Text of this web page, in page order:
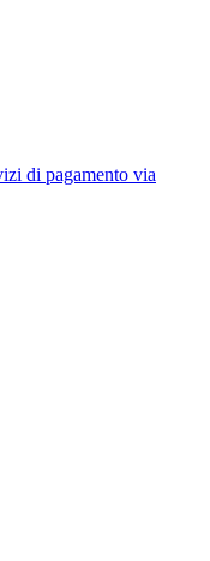
di pagamento via